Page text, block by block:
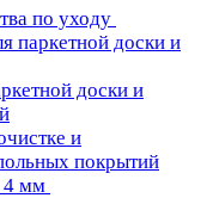
по уходу
паркетной доски и
доски и
и
покрытий
4 мм